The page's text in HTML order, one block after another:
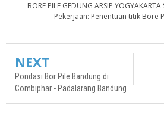
BORE PILE GEDUNG ARSIP
Pekerjaan: Penentuan titik Bore
NEXT
Pondasi Bor Pile Bandung di
Combiphar - Padalarang Bandung